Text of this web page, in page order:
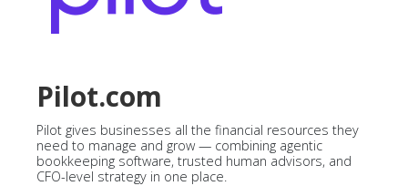
Pilot.com
Pilot gives businesses all the financial resources they
need to manage and grow — combining agentic
bookkeeping software, trusted human advisors, and
CFO-level strategy in one place.